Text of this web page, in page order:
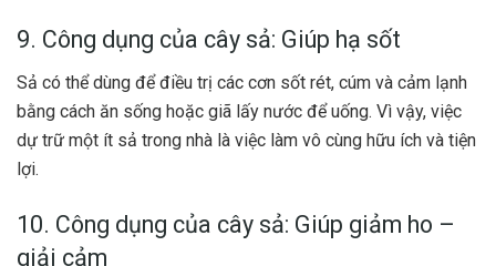
9. Công dụng của cây sả: Giúp hạ sốt
Sả có thể dùng để điều trị các cơn sốt rét, cúm và cảm lạnh
bằng cách ăn sống hoặc giã lấy nước để uống. Vì vậy, việc
dự trữ một ít sả trong nhà là việc làm vô cùng hữu ích và tiện
lợi.
10. Công dụng của cây sả: Giúp giảm ho –
giải cảm